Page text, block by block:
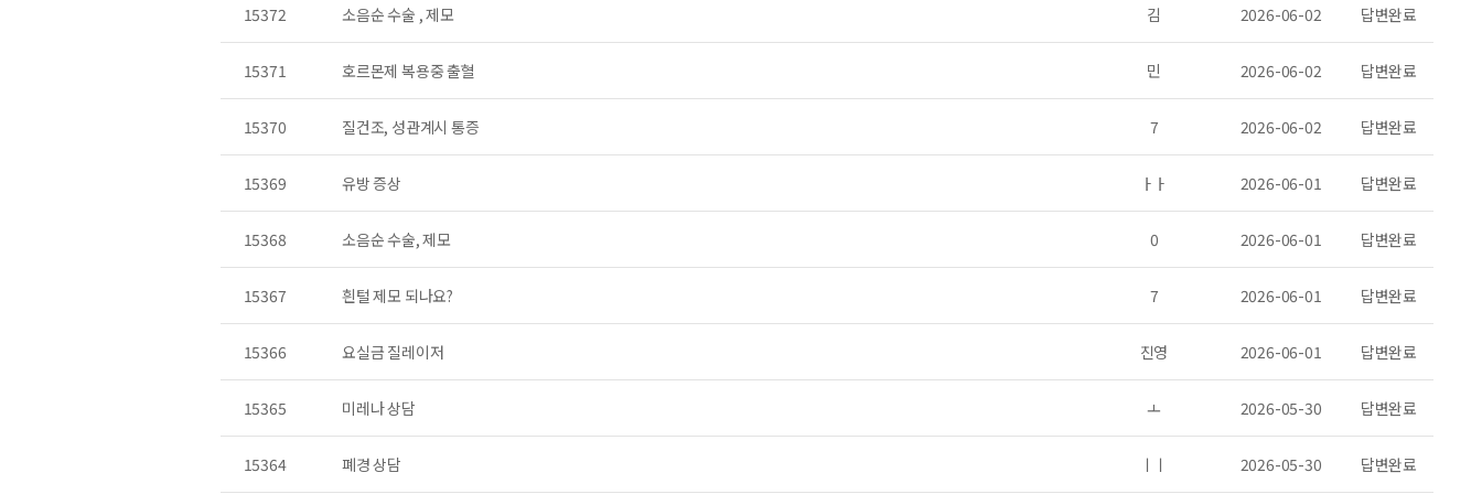
15372 소음순 수술 , 제모 김 2026-06-02 답변완료
15371 호르몬제 복용중 출혈 민 2026-06-02 답변완료
15370 질건조, 성관계시 통증 7 2026-06-02 답변완료
15369 유방 증상 ㅏㅏ 2026-06-01 답변완료
15368 소음순 수술, 제모 0 2026-06-01 답변완료
15367 흰털 제모 되나요? 7 2026-06-01 답변완료
15366 요실금 질레이저 진영 2026-06-01 답변완료
15365 미레나 상담 ㅗ 2026-05-30 답변완료
15364 폐경 상담 ㅣㅣ 2026-05-30 답변완료